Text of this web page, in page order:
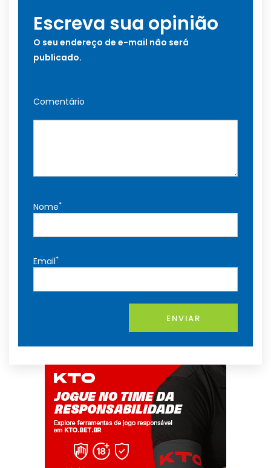
Escreva sua opinião
O seu endereço de e-mail não será
publicado.
Comentário
Nome*
Email*
ENVIAR